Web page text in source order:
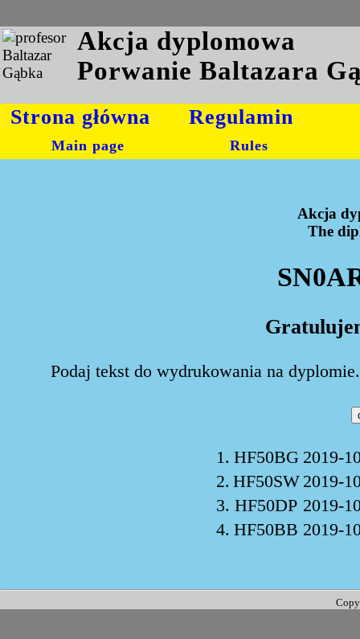
Akcja dyplomowa
Porwanie Baltazara
Strona główna
Main page
Regulamin
Rules
Akcja
The
Podaj tekst do wydrukowania na
1. HF50BG 2019-
2. HF50SW 2019-
3. HF50DP 2019-
4. HF50BB 2019-